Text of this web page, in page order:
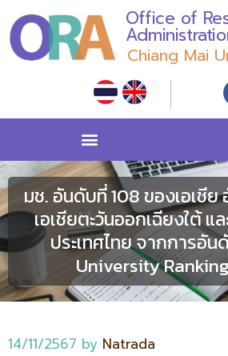
Office of
Chiang Mai
มช. อันดับที่ 108 ของเอเชี
เอเชียตะวันออกเฉียงใต้ แ
ประเทศไทย จากการอัน
University
14/11/2567 by Natrada